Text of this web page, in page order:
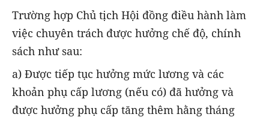
Trường hợp Chủ tịch Hội đồng điều hành làm
việc chuyên trách được hưởng chế độ, chính
sách như sau:
a) Được tiếp tục hưởng mức lương và các
khoản phụ cấp lương (nếu có) đã hưởng và
được hưởng phụ cấp tăng thêm hằng tháng